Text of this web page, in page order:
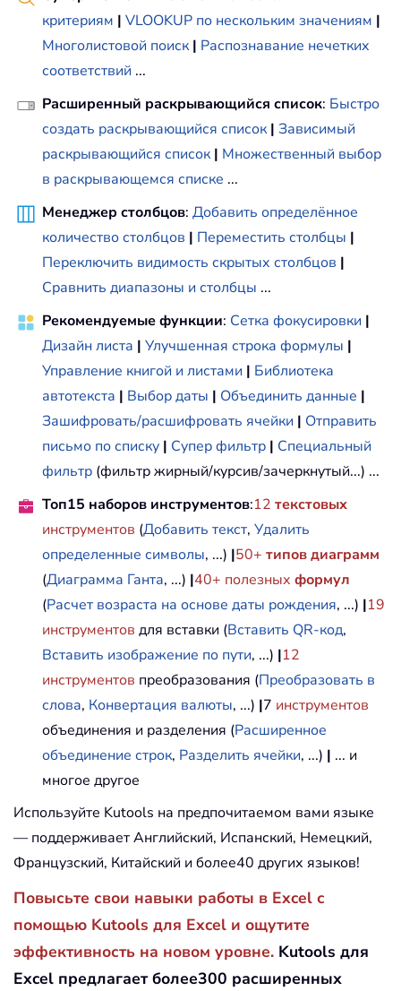
критериям | VLOOKUP по нескольким значениям |
Многолистовой поиск | Распознавание нечетких
соответствий ...
Расширенный раскрывающийся список: Быстро
создать раскрывающийся список | Зависимый
раскрывающийся список | Множественный выбор
в раскрывающемся списке ...
Менеджер столбцов: Добавить определённое
количество столбцов | Переместить столбцы |
Переключить видимость скрытых столбцов |
Сравнить диапазоны и столбцы ...
Рекомендуемые функции: Сетка фокусировки |
Дизайн листа | Улучшенная строка формулы |
Управление книгой и листами | Библиотека
автотекста | Выбор даты | Объединить данные |
Зашифровать/расшифровать ячейки | Отправить
письмо по списку | Супер фильтр | Специальный
фильтр (фильтр жирный/курсив/зачеркнутый...) ...
Топ15 наборов инструментов:12 текстовых
инструментов (Добавить текст, Удалить
определенные символы, ...) |50+ типов диаграмм
(Диаграмма Ганта, ...) |40+ полезных формул
(Расчет возраста на основе даты рождения, ...) |19
инструментов для вставки (Вставить QR-код,
Вставить изображение по пути, ...) |12
инструментов преобразования (Преобразовать в
слова, Конвертация валюты, ...) |7 инструментов
объединения и разделения (Расширенное
объединение строк, Разделить ячейки, ...) | ... и
многое другое
Используйте Kutools на предпочитаемом вами языке
— поддерживает Английский, Испанский, Немецкий,
Французский, Китайский и более40 других языков!
Повысьте свои навыки работы в Excel с
помощью Kutools для Excel и ощутите
эффективность на новом уровне. Kutools для
Excel предлагает более300 расширенных